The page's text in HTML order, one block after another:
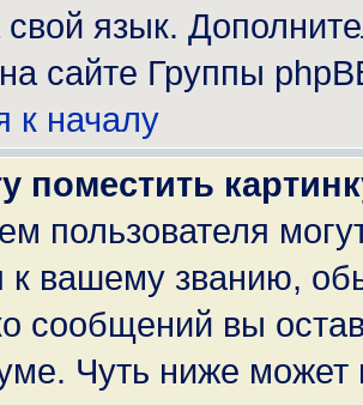
язык.
сайте Группы
к началу
поместить
пользователя
к вашему званию,
сообщений вы
Чуть ниже может